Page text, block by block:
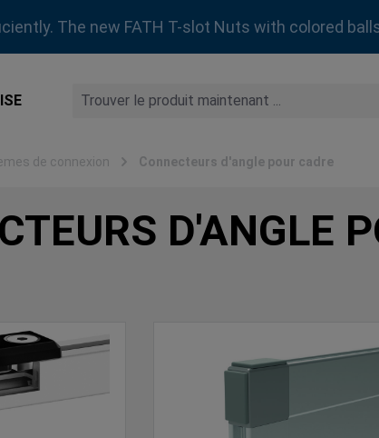
The new FATH T-slot Nuts with colored
de connexion Connecteurs d'angle pour cadre
D'ANGLE